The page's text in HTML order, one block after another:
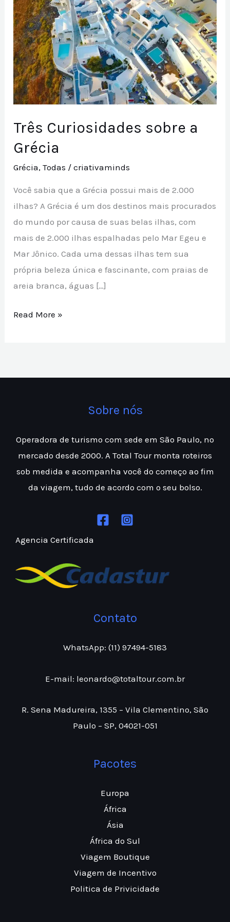
Três Curiosidades sobre a
Grécia
Grécia,Todas /criativaminds
Você sabia que a Grécia possui mais de 2.000
ilhas? A Grécia é um dos destinos mais procurados
do mundo por causa de suas belas ilhas, com
mais de 2.000 ilhas espalhadas pelo Mar Egeu e
Mar Jônico. Cada uma dessas ilhas tem sua
própria beleza única e fascinante, com praias de
areia branca, águas […]
a
Grécia
Read More »
Sobre nós
Operadora de turismo com sede em São Paulo, no
mercado desde 2000. A Total Tour monta roteiros
sob medida e acompanha você do começo ao fim
da viagem, tudo de acordo com o seu bolso.
Agencia Certificada
Contato
WhatsApp: (11) 97494-5183
E-mail: leonardo@totaltour.com.br
R. Sena Madureira, 1355 – Vila Clementino, São
Paulo – SP, 04021-051
Pacotes
Europa
África
Ásia
África do Sul
Viagem Boutique
Viagem de Incentivo
Politica de Privicidade